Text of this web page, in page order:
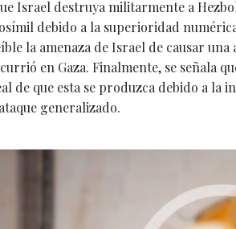
Israel destruya militarmente a
debido a la superioridad
la amenaza de Israel de causar
en Gaza. Finalmente, se señala
de que esta se produzca debido a
generalizado.